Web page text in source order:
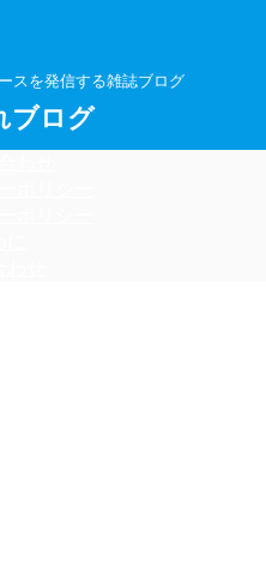
スを発信する雑誌ブログ
ブログ